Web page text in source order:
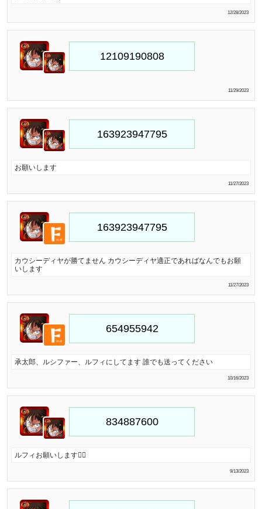
12/28/2023
11/29/2023
お願いします
11/27/2023
カウシーディヤが勝てません カウシーディヤ適正であればなんでもお願
いします
11/27/2023
承太郎、ルシファー、ルフィにしてます 誰でも送ってください
10/16/2023
ルフィお願いします🙇‍♀️
9/13/2023